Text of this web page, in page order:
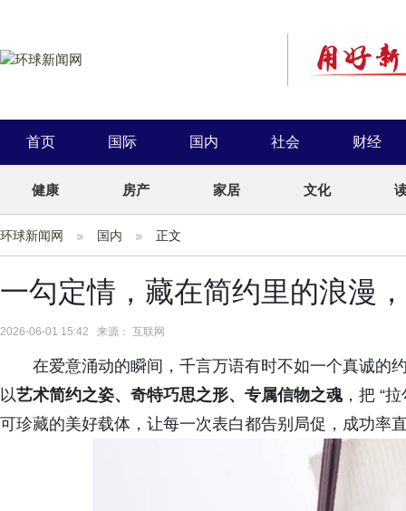
首页 国际 国内 社会 财经
健康 房产 家居 文化
环球新闻网 国内 正文
一勾定情，藏在简约里的浪漫
2026-06-01 15:42 来源： 互联网
在爱意涌动的瞬间，千言万语有时不如一个真诚的
以艺术简约之姿、奇特巧思之形、专属信物之魂，把 “
可珍藏的美好载体，让每一次表白都告别局促，成功率